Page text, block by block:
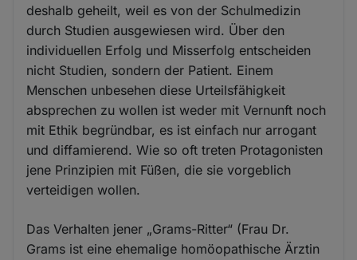
deshalb geheilt, weil es von der Schulmedizin
durch Studien ausgewiesen wird. Über den
individuellen Erfolg und Misserfolg entscheiden
nicht Studien, sondern der Patient. Einem
Menschen unbesehen diese Urteilsfähigkeit
absprechen zu wollen ist weder mit Vernunft noch
mit Ethik begründbar, es ist einfach nur arrogant
und diffamierend. Wie so oft treten Protagonisten
jene Prinzipien mit Füßen, die sie vorgeblich
verteidigen wollen.
Das Verhalten jener „Grams-Ritter“ (Frau Dr.
Grams ist eine ehemalige homöopathische Ärztin